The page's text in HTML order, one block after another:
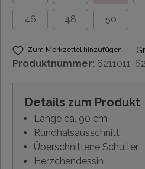
46 48 50
Zum Merkzettel hinzufügen
Produktnummer: 6211011-
Details zum Produkt
Länge ca. 90 cm
Rundhalsausschnitt
Überschnittene Schulter
Herzchendessin